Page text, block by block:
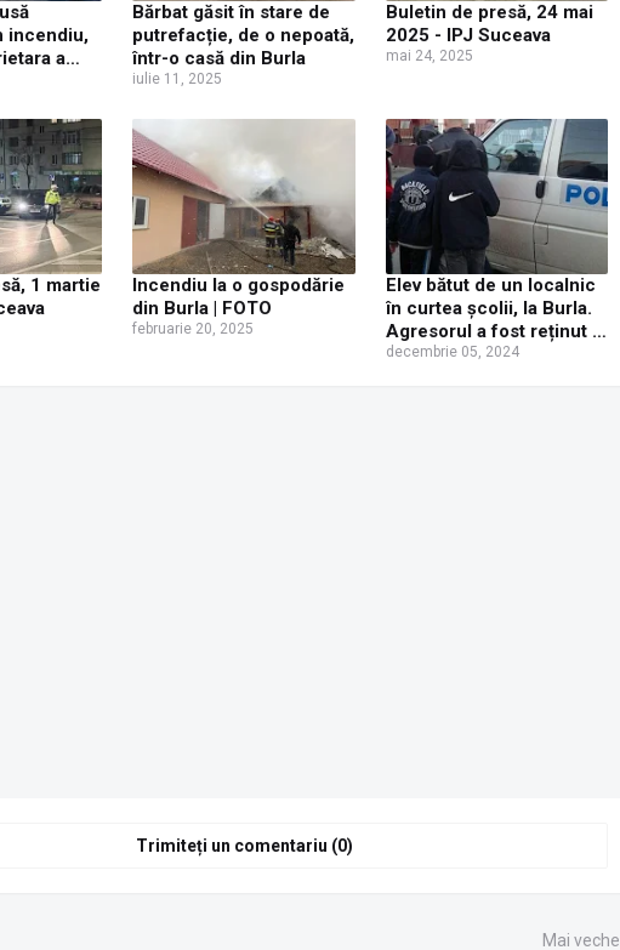
incendiu,
a
panică
Bărbat găsit în stare de
putrefacție, de o nepoată,
într-o casă din Burla
iulie 11, 2025
Buletin de presă, 24 mai
2025 - IPJ Suceava
mai 24, 2025
1 martie
Incendiu la o gospodărie
din Burla | FOTO
februarie 20, 2025
Elev bătut de un localnic
în curtea școlii, la Burla.
Agresorul a fost reținut în
arest
decembrie 05, 2024
Trimiteți un comentariu (0)
Mai veche